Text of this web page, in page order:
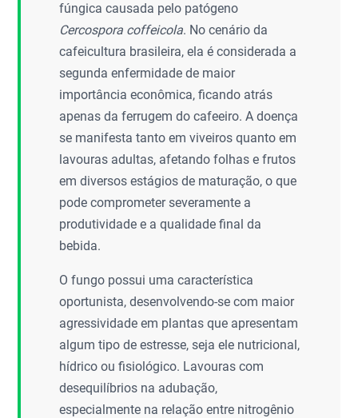
fúngica causada pelo patógeno
Cercospora coffeicola. No cenário da
cafeicultura brasileira, ela é considerada a
segunda enfermidade de maior
importância econômica, ficando atrás
apenas da ferrugem do cafeeiro. A doença
se manifesta tanto em viveiros quanto em
lavouras adultas, afetando folhas e frutos
em diversos estágios de maturação, o que
pode comprometer severamente a
produtividade e a qualidade final da
bebida.
O fungo possui uma característica
oportunista, desenvolvendo-se com maior
agressividade em plantas que apresentam
algum tipo de estresse, seja ele nutricional,
hídrico ou fisiológico. Lavouras com
desequilíbrios na adubação,
especialmente na relação entre nitrogênio